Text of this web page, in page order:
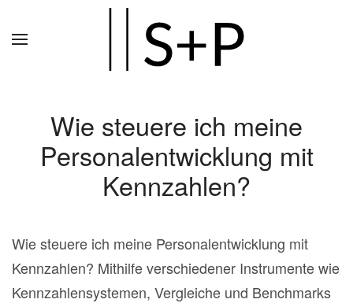
Wie steuere ich meine
Personalentwicklung mit
Kennzahlen?
Wie steuere ich meine Personalentwicklung mit
Kennzahlen? Mithilfe verschiedener Instrumente wie
Kennzahlensystemen, Vergleiche und Benchmarks